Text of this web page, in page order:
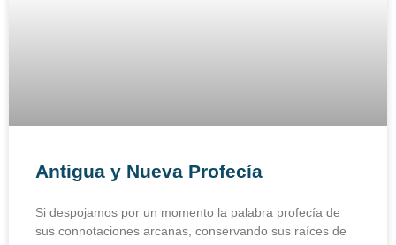
Antigua y Nueva Profecía
Si despojamos por un momento la palabra profecía de
sus connotaciones arcanas, conservando sus raíces de